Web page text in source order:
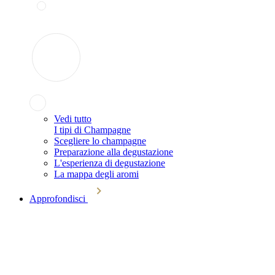
Vedi tutto
I tipi di Champagne
Scegliere lo champagne
Preparazione alla degustazione
L'esperienza di degustazione
La mappa degli aromi
Approfondisci